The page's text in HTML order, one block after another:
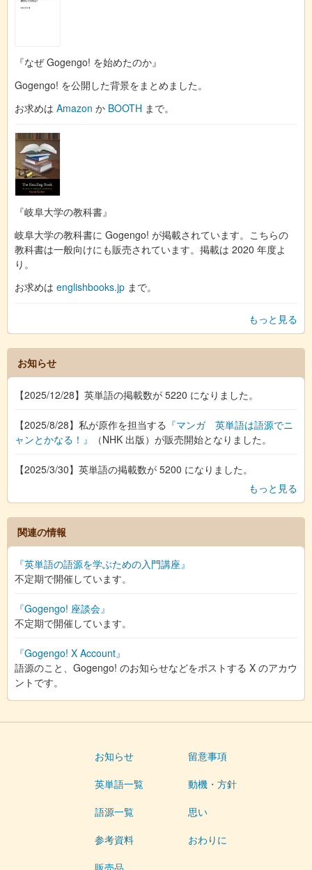
『なぜ Gogengo! を始めたのか』
Gogengo! を公開した背景をまとめました。
お求めは Amazon か BOOTH まで。
『岐阜大学の教科書』
岐阜大学の教科書に Gogengo! が掲載されています。こちらの
教科書は一般向けにも販売されています。掲載は 2020 年度よ
り。
お求めは englishbooks.jp まで。
もっと見る
お知らせ
【2025/12/28】英単語の掲載数が 5220 になりました。
【2025/8/28】私が原作を担当する 『マンガ 英単語は語源でニ
ャンとかなる！』
（NHK 出版）が販売開始となりました。
【2025/3/30】英単語の掲載数が 5200 になりました。
もっと見る
関連の情報
『英単語の語源を学ぶための入門講座』
不定期で開催しています。
『Gogengo! 座談会』
不定期で開催しています。
『Gogengo! X Account』
語源のこと、Gogengo! のお知らせなどをポストする X のアカウ
ントです。
お知らせ
英単語一覧
語源一覧
参考資料
留意事項
動機・方針
思い
おわりに